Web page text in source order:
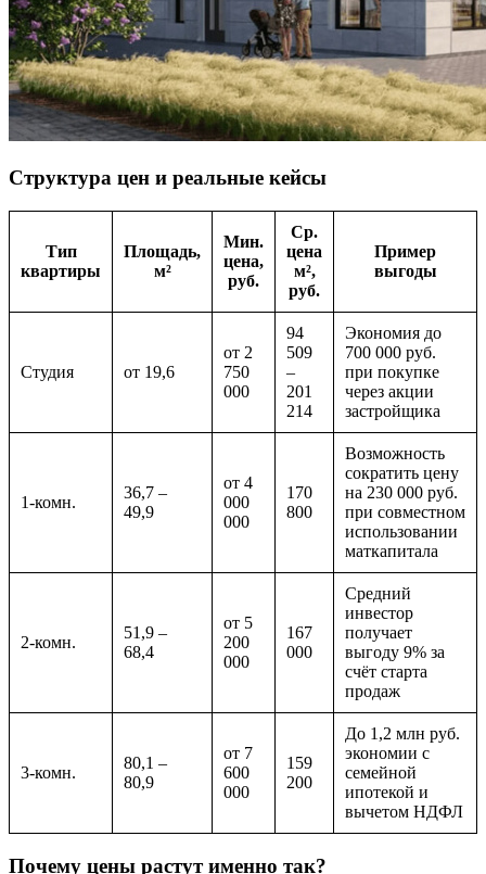
Структура цен и реальные кейсы
Тип
квартиры
Площадь,
м²
Мин.
цена,
руб.
Ср.
цена
м²,
руб.
Пример
выгоды
Студия от 19,6
от 2
750
000
94
509
–
201
214
Экономия до
700 000 руб.
при покупке
через акции
застройщика
1-комн.
36,7 –
49,9
от 4
000
000
170
800
Возможность
сократить цену
на 230 000 руб.
при совместном
использовании
маткапитала
2-комн.
51,9 –
68,4
от 5
200
000
167
000
Средний
инвестор
получает
выгоду 9% за
счёт старта
продаж
3-комн.
80,1 –
80,9
от 7
600
000
159
200
До 1,2 млн руб.
экономии с
семейной
ипотекой и
вычетом НДФЛ
Почему цены растут именно так?